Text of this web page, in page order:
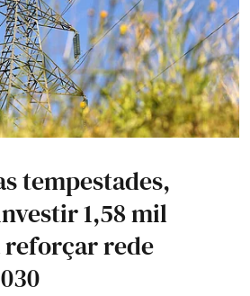
tempestades,
1,58 mil
rede